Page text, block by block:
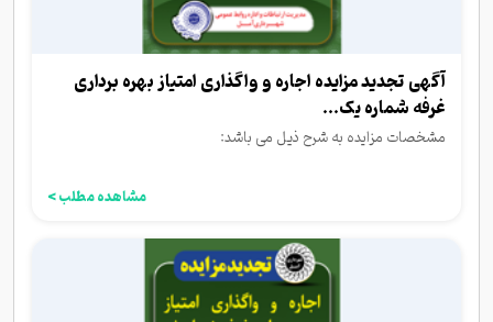
آگهی تجدید مزایده اجاره و واگذاری امتیاز بهره برداری
غرفه شماره یک...
مشخصات مزایده به شرح ذیل می باشد:
مشاهده مطلب >